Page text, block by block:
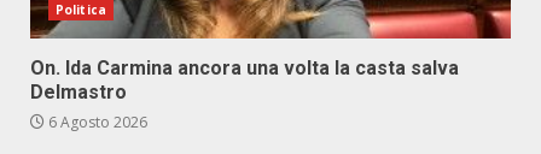
Politica
On. Ida Carmina ancora una volta la casta salva
Delmastro
6 Agosto 2026